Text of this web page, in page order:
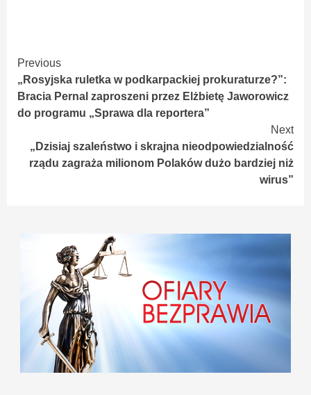
Continue
Reading
Previous
„Rosyjska ruletka w podkarpackiej prokuraturze?”:
Bracia Pernal zaproszeni przez Elżbietę Jaworowicz
do programu „Sprawa dla reportera”
Next
„Dzisiaj szaleństwo i skrajna nieodpowiedzialność
rządu zagraża milionom Polaków dużo bardziej niż
wirus”